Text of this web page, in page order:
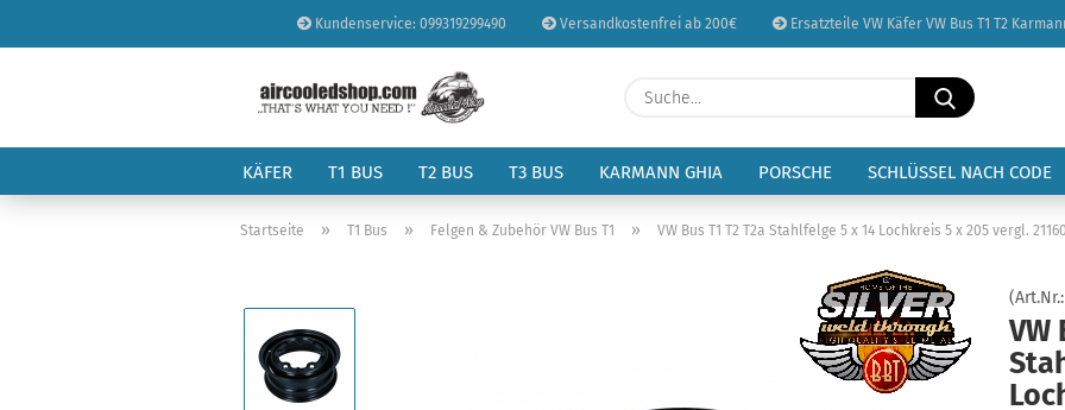
Kundenservice: 099319299490 Versandkostenfrei ab 200€ Ersatzteile VW Käfer VW Bus T1 T2
Sprache auswählen
Lieferland
Passwort
Konto erstellen
Passwort
Suche...
KÄFER T1 BUS T2 BUS T3 BUS KARMANN GHIA PORSCHE SCHLÜSSEL NACH CODE
Startseite » T1 Bus » Felgen & Zubehör VW Bus T1 » VW Bus T1 T2 T2a Stahlfelge 5 x 14 Lochkreis 5 x 205 vergl.
(Art.Nr.:
VW